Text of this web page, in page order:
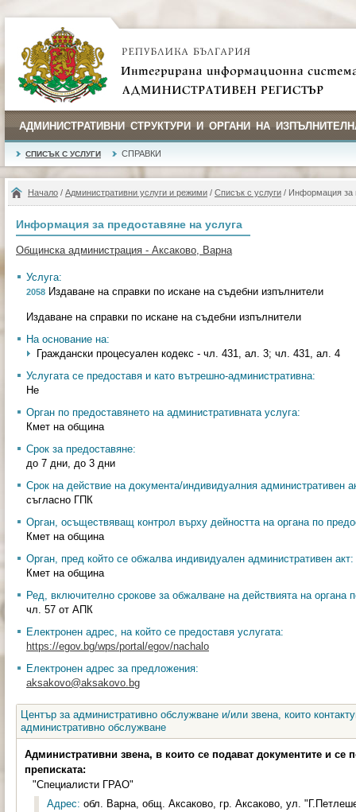
АДМИНИСТРАТИВНИ СТРУКТУРИ И ОРГАНИ НА
СПИСЪК С УСЛУГИ СПРАВКИ
Начало / Административни услуги и режими / Списък с услуги / Информация за
Информация за предоставяне на услуга
Общинска администрация - Аксаково, Варна
Услуга:
2058 Издаване на справки по искане на съдебни изпълнители
Издаване на справки по искане на съдебни изпълнители
На основание на:
Граждански процесуален кодекс - чл. 431, ал. 3; чл. 431, ал. 4
Услугата се предоставя и като вътрешно-административна:
Не
Орган по предоставянето на административната услуга:
Кмет на община
Срок за предоставяне:
до 7 дни, до 3 дни
Срок на действие на документа/индивидуалния административен
съгласно ГПК
Орган, осъществяващ контрол върху дейността на органа по
Кмет на община
Орган, пред който се обжалва индивидуален административен акт:
Кмет на община
Ред, включително срокове за обжалване на действията на органа
чл. 57 от АПК
Електронен адрес, на който се предоставя услугата:
https://egov.bg/wps/portal/egov/nachalo
Електронен адрес за предложения:
aksakovo@aksakovo.bg
Център за административно обслужване и/или звена, които
административно обслужване
Административни звена, в които се подават документите и се
преписката:
"Специалисти ГРАО"
Адрес: обл. Варна, общ. Аксаково, гр. Аксаково, ул.